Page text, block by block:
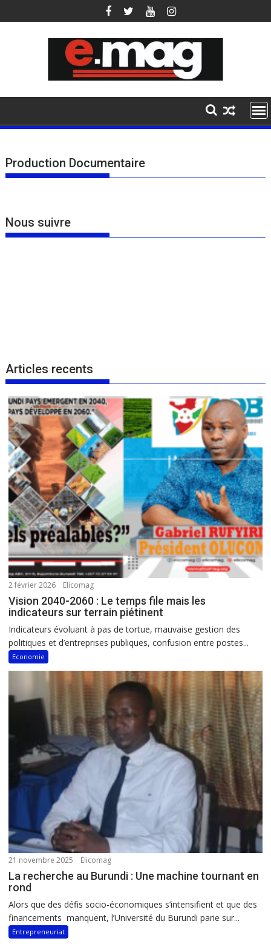
to
Production Documentaire
Nous suivre
Articles recents
2 février 2026 Elicomag
Vision 2040-2060 : Le temps file mais les
indicateurs sur terrain piétinent
Indicateurs évoluant à pas de tortue, mauvaise gestion des
politiques et d’entreprises publiques, confusion entre postes...
Economie
21 novembre 2025 Elicomag
La recherche au Burundi : Une machine tournant en
rond
Alors que des défis socio-économiques s’intensifient et que des
financements manquent, l’Université du Burundi parie sur...
Entrepreneuriat